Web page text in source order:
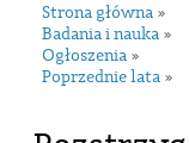
Strona główna »
Badania i nauka »
Ogłoszenia »
Poprzednie lata »